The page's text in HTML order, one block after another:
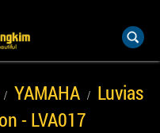
YAMAHA
Luvias
- LVA017